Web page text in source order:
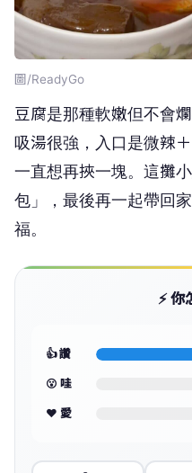
圖/ReadyGo
豆腐是那種軟嫩但不會
吸湯很強，入口是微辣
一直想再挾一塊。這攤
包」，最後再一起帶回
福。
⚡
👍 讚
😮 哇
❤️ 愛